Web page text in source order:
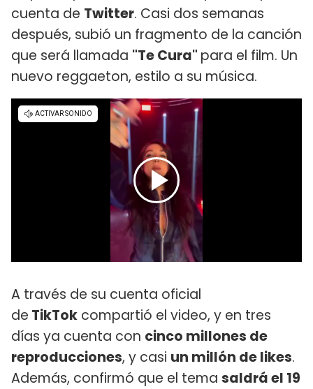
cuenta de Twitter. Casi dos semanas
después, subió un fragmento de la canción
que será llamada "Te Cura" para el film. Un
nuevo reggaeton, estilo a su música.
A través de su cuenta oficial
de TikTok compartió el video, y en tres
días ya cuenta con cinco millones de
reproducciones, y casi un millón de likes.
Además, confirmó que el tema saldrá el 19